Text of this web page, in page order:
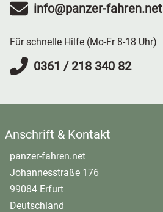
info@panzer-fahren.net
Für schnelle Hilfe (Mo-Fr 8-18 Uhr)
0361 / 218 340 82
Anschrift & Kontakt
panzer-fahren.net
Johannesstraße 176
99084 Erfurt
Deutschland